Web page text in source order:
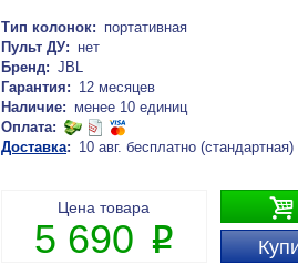
Тип колонок: портативная
Пульт ДУ: нет
Бренд: JBL
Гарантия: 12 месяцев
Наличие: менее 10 единиц
Оплата:
Доставка: 10 авг. бесплатно (стандартная)

Цена товара
5 690 P